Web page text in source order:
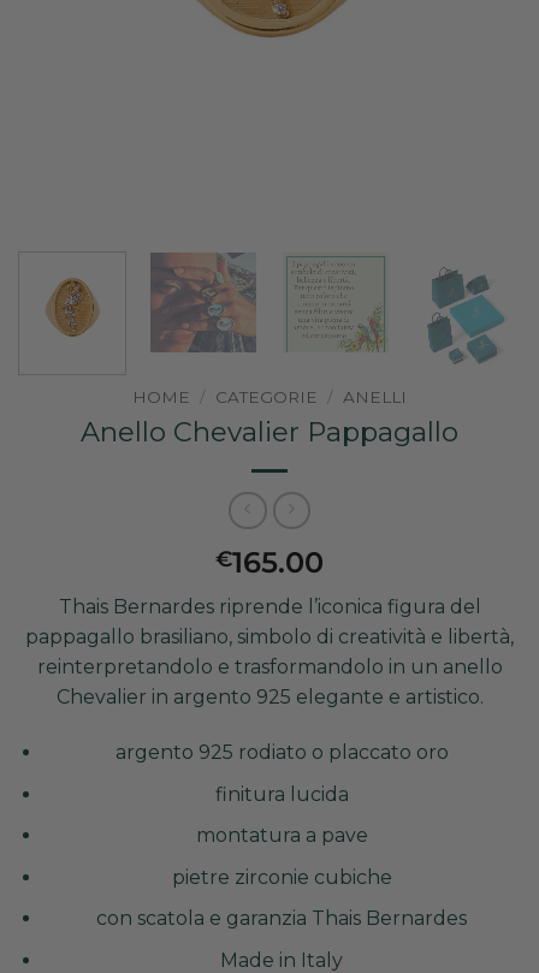
HOME / CATEGORIE / ANELLI
Anello Chevalier Pappagallo
€165.00
Thais Bernardes riprende l’iconica figura del
pappagallo brasiliano, simbolo di creatività e libertà,
reinterpretandolo e trasformandolo in un anello
Chevalier in argento 925 elegante e artistico.
argento 925 rodiato o placcato oro
finitura lucida
montatura a pave
pietre zirconie cubiche
con scatola e garanzia Thais Bernardes
Made in Italy